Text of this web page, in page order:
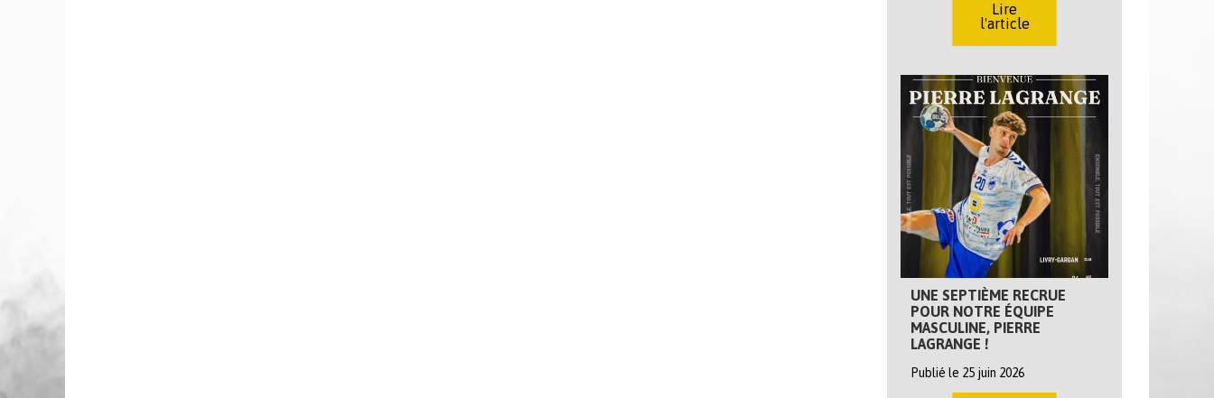
Lire
l'article
UNE SEPTIÈME RECRUE
POUR NOTRE ÉQUIPE
MASCULINE, PIERRE
LAGRANGE !
Publié le 25 juin 2026